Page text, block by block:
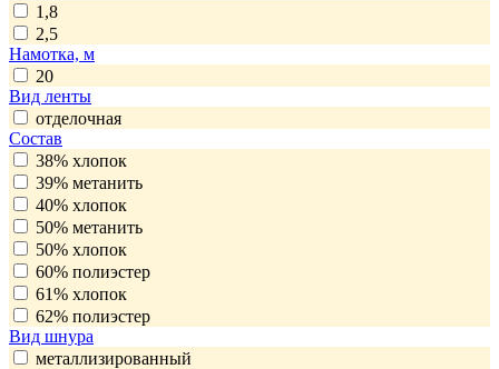
1,8
2,5
Намотка, м
20
Вид ленты
отделочная
Состав
38% хлопок
39% метанить
40% хлопок
50% метанить
50% хлопок
60% полиэстер
61% хлопок
62% полиэстер
Вид шнура
металлизированный